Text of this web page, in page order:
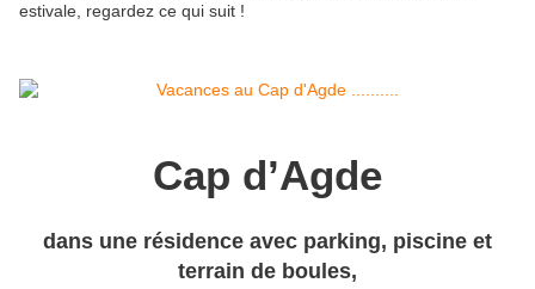
estivale, regardez ce qui suit !
Cap d’Agde
dans une résidence avec parking, piscine et
terrain de boules,